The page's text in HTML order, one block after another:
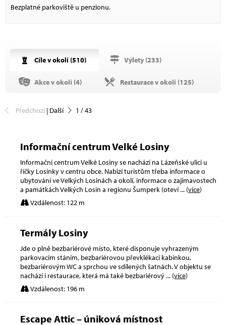
Bezplatné parkoviště u penzionu.
Cíle v okolí (510) Výlety (233)
Akce v okolí (4) Restaurace v okolí (125)
Předchozí | Další 1 /43
Informační centrum Velké Losiny
Informační centrum Velké Losiny se nachází na Lázeňské ulici u
říčky Losinky v centru obce. Nabízí turistům třeba informace o
ubytování ve Velkých Losinách a okolí, informace o zajímavostech
a památkách Velkých Losin a regionu Šumperk (oteví... (více)
Vzdálenost: 122 m
Termály Losiny
Jde o plně bezbariérové místo, které disponuje vyhrazeným
parkovacím stáním, bezbariérovou převklékací kabinkou,
bezbariérovým WC a sprchou ve sdílených šatnách. V objektu se
nachází i restaurace, která má také bezbariérový... (více)
Vzdálenost: 196 m
Escape Attic – úniková místnost